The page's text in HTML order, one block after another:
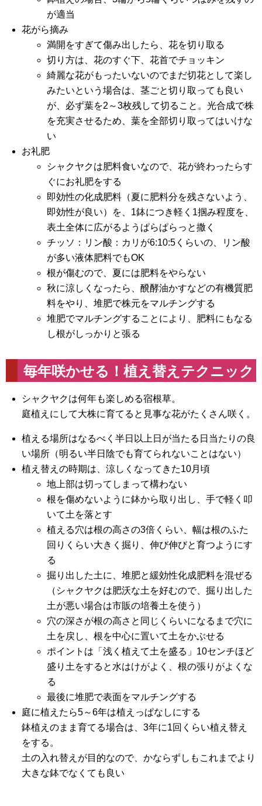
が適当
花がら摘み
満開をすぎて傷み出したら、花を切り取る
切り方は、花のすぐ下、花首でチョッキン
綺麗な花がもったいないのでまだ切花として楽し
みたいという場合は、茎ごと切り取っても良い
が、必ず葉を2～3枚残して切ること。光合成で株
を充実させるため、葉を全部切り取ってはいけな
い
お礼肥
シャクヤクは肥料食いなので、花が終わったらす
ぐにお礼肥をする
即効性の化成肥料（夏に肥料分を残さないよう、
即効性が良い）を、1鉢につき軽く1掴み程度を、
表土全体に広がるようぱらぱらっと撒く
チッソ：リン酸：カリが6:10:5くらいの、リン酸
が多い液体肥料でもOK
根が傷むので、夏には肥料をやらない
秋に涼しくなったら、醗酵油かすなどの有機質肥
料をやり、堆肥で株元をマルチングする
堆肥でマルチングすることにより、肥料にもなる
し根がしっかりと張る
毎年咲かせる！植え替えテクニック
シャクヤクは何年も楽しめる宿根草。
庭植えにして大株に育てると見事な花がたくさん咲く。
植える場所はなるべく半日以上日が当たる日当たりの良
い場所（明るい半日陰でも育てられないことはない）
植え替えの時期は、涼しくなってきた10月頃
地上部は切ってしまって構わない
根を傷めないように鉢から取り出し、手で軽く叩
いて土を落とす
植える穴は根の高さの3倍くらい、幅は根のふた
回りくらい大きく掘り、伸び伸びと育つようにす
る
掘り出した土に、堆肥と緩効性化成肥料を混ぜる
（シャクヤクは肥沃な土を好むので、掘り出した
土が悪い場合は市販の培養土を使う）
穴の深さが根の高さと同じくらいになるまで穴に
土を戻し、根を中心に置いて土をかぶせる
ポイントは「浅く植えて土を盛る」10センチほど
盛り土をすると水はけがよく、根の張りがよくな
る
最後に堆肥で表面をマルチングする
庭に植えたら5～6年は植えっぱなしにする
鉢植えのまま育てる場合は、3年に1回くらい植え替え
をする。
土の入れ替えが目的なので、かならずしもこれまでより
大きな鉢でなくても良い